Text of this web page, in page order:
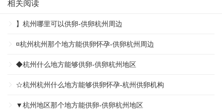
相关阅读
】杭州哪里可以供卵-供卵杭州周边
¤杭州杭州那个地方能供卵怀孕-供卵杭州周边
◆杭州什么地方能够供卵-供卵杭州地区
☆杭州杭州什么地方能够供卵怀孕-杭州供卵机构
▼杭州地区那个地方能供卵-供卵杭州地区